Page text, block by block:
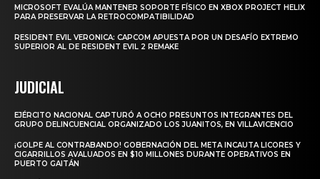
MICROSOFT EVALÚA MANTENER SOPORTE FÍSICO EN XBOX PROJECT HELIX
PARA PRESERVAR LA RETROCOMPATIBILIDAD
RESIDENT EVIL VERONICA: CAPCOM APUESTA POR UN DESAFÍO EXTREMO
SUPERIOR AL DE RESIDENT EVIL 2 REMAKE
JUDICIAL
EJÉRCITO NACIONAL CAPTURÓ A OCHO PRESUNTOS INTEGRANTES DEL
GRUPO DELINCUENCIAL ORGANIZADO LOS JUANITOS, EN VILLAVICENCIO
¡GOLPE AL CONTRABANDO! GOBERNACIÓN DEL META INCAUTA LICORES Y
CIGARRILLOS AVALUADOS EN $10 MILLONES DURANTE OPERATIVOS EN
PUERTO GAITÁN